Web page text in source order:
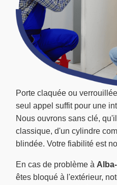
Porte claquée ou
seul appel suffit pour une
Nous ouvrons sans clé,
classique, d'un cylindre
blindée. Votre fiabilité est
En cas de problème à
êtes bloqué à l'extérieur,